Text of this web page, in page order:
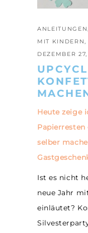
ANLEITUNGEN
MIT KINDERN
DEZEMBER
Heute zeige
selber
Ist es nicht
neue Jahr
einläutet?